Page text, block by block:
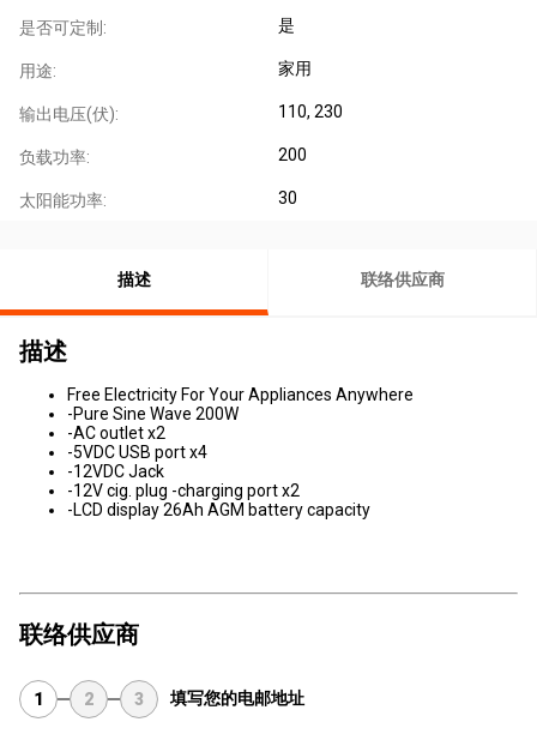
是否可定制: 是
用途: 家用
输出电压(伏): 110, 230
负载功率: 200
太阳能功率: 30
描述 联络供应商
描述
Free Electricity For Your Appliances Anywhere
-Pure Sine Wave 200W
-AC outlet x2
-5VDC USB port x4
-12VDC Jack
-12V cig. plug -charging port x2
-LCD display 26Ah AGM battery capacity
联络供应商
1 2 3 填写您的电邮地址